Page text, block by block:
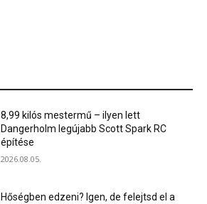
8,99 kilós mestermű – ilyen lett
Dangerholm legújabb Scott Spark RC
építése
2026.08.05.
Hőségben edzeni? Igen, de felejtsd el a